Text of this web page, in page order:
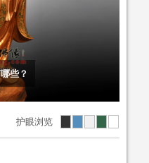
些？
护眼浏览